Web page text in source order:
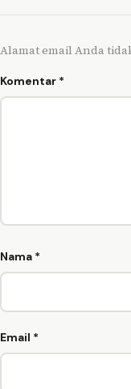
Alamat email Anda
Komentar *
Nama *
Email *